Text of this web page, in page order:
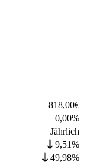
818,00€
0,00%
Jährlich
9,51%
49,98%